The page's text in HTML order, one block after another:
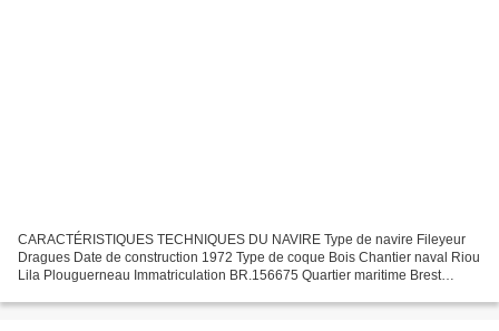
CARACTÉRISTIQUES TECHNIQUES DU NAVIRE Type de navire Fileyeur
Dragues Date de construction 1972 Type de coque Bois Chantier naval Riou
Lila Plouguerneau Immatriculation BR.156675 Quartier maritime Brest